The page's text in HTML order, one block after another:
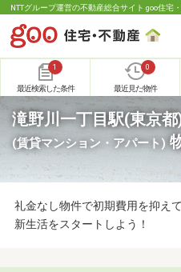
NTTグループ運営の不動産総合サイト goo住宅
1
最近検索した条件
0
最近見た物件
滝野川一丁目駅(東京
(賃貸マンション・アパート)
礼金なし物件で初期費用を抑えて
新生活をスタートしよう！